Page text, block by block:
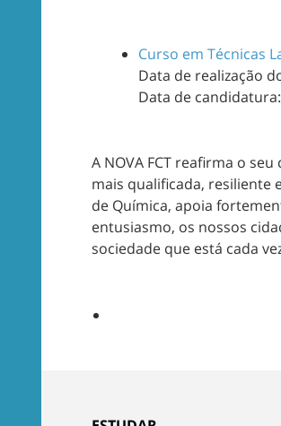
Curso em Técnicas
Data de realização
Data de
A NOVA FCT reafirma o
mais qualificada, resiliente
de Química, apoia
entusiasmo, os nossos
sociedade que está cada